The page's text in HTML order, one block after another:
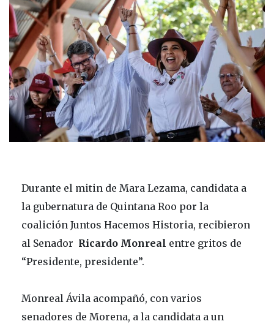
Durante el mitin de Mara Lezama, candidata a
la gubernatura de Quintana Roo por la
coalición Juntos Hacemos Historia, recibieron
al Senador Ricardo Monreal entre gritos de
“Presidente, presidente”.
Monreal Ávila acompañó, con varios
senadores de Morena, a la candidata a un